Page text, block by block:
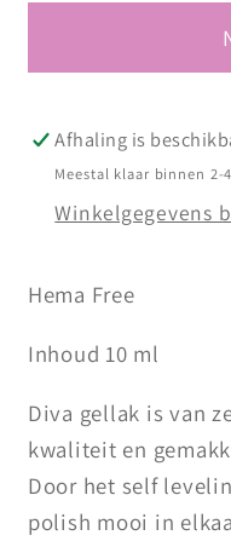
Glitter
ml
ml
Afhaling is
Meestal klaar binnen 2-
Winkelgegevens
Hema Free
Inhoud 10 ml
Diva gellak is van
kwaliteit en
Door het self
polish mooi in